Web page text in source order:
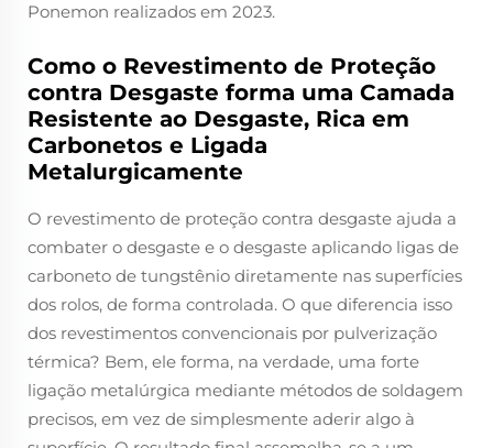
Ponemon realizados em 2023.
Como o Revestimento de Proteção
contra Desgaste forma uma Camada
Resistente ao Desgaste, Rica em
Carbonetos e Ligada
Metalurgicamente
O revestimento de proteção contra desgaste ajuda a
combater o desgaste e o desgaste aplicando ligas de
carboneto de tungstênio diretamente nas superfícies
dos rolos, de forma controlada. O que diferencia isso
dos revestimentos convencionais por pulverização
térmica? Bem, ele forma, na verdade, uma forte
ligação metalúrgica mediante métodos de soldagem
precisos, em vez de simplesmente aderir algo à